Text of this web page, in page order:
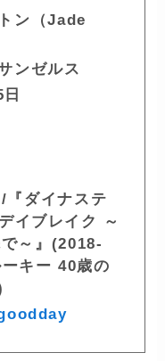
ン（Jade
ンゼルス
/『ダイナステ
デイブレイク ～
～ 』(2018-
キー 40歳の